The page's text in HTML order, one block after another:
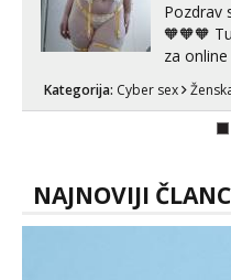
Pozdrav
🧡🧡🧡
za
možete
ako vam
trojci s
Kategorija: Cyber sex
NAJNOVIJI